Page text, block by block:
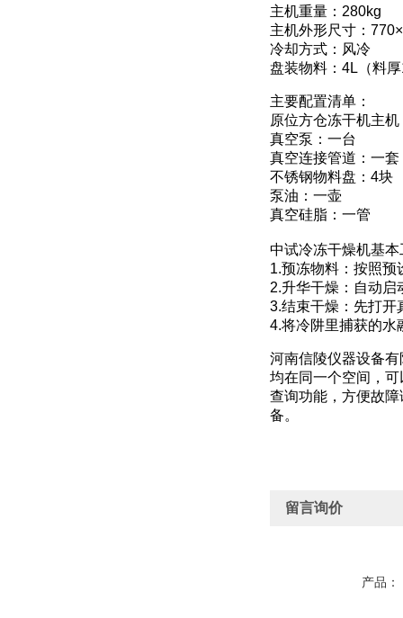
主机重量：280kg
主机外形尺寸：
冷却方式：风冷
盘装物料：4L（料
主要配置清单：
原位方仓冻干机主
真空泵：一台
真空连接管道：一套
不锈钢物料盘：4块
泵油：一壶
真空硅脂：一管
中试冷冻干燥机基
1.预冻物料：按照预
2.升华干燥：自动
3.结束干燥：先打开
4.将冷阱里捕获的水
河南信陵仪器设备
均在同一个空间，
查询功能，方便故
备。
留言询价
产品：